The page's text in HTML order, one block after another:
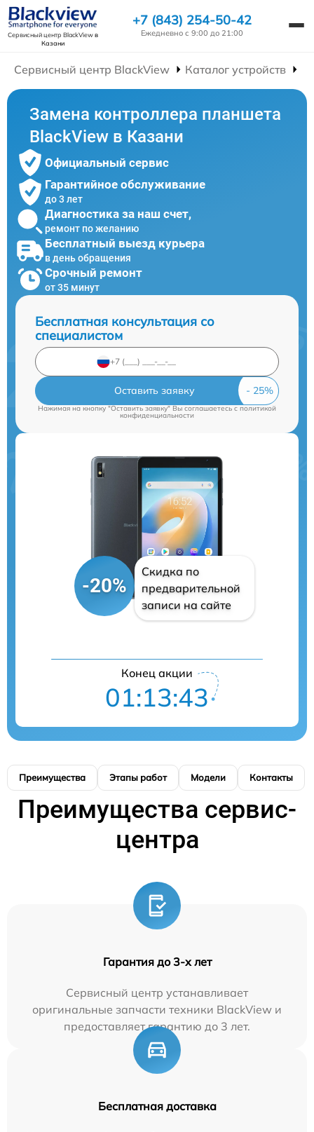
Сервисный центр BlackViewв
Казани
+7 (843) 254-50-42
Ежедневно с 9:00 до 21:00
Сервисный центр BlackView Каталог устройств
Замена контроллера планшета
BlackView в Казани
Официальный сервис
Гарантийное обслуживание
до 3 лет
Диагностика за наш счет,
ремонт по желанию
Бесплатный выезд курьера
в день обращения
Срочный ремонт
от 35 минут
Бесплатная консультация со
специалистом
Оставить заявку
Нажимая на кнопку "Оставить заявку" Вы соглашаетесь cполитикой
конфиденциальности
-20%
Скидка по
предварительной
записи на сайте
Конец акции
01:13:42
Преимущества Этапы работ Модели Контакты
Преимущества сервис-
центра
Гарантия до 3-х лет
Сервисный центр устанавливает
оригинальные запчасти техники BlackView и
предоставляет гарантию до 3 лет.
Бесплатная доставка